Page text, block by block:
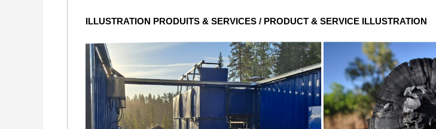
ILLUSTRATION PRODUITS & SERVICES / PRODUCT & SERVICE ILLUSTRATION